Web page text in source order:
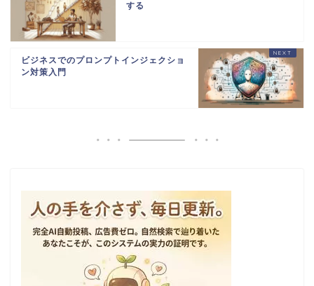
する
ビジネスでのプロンプトインジェクショ
ン対策入門